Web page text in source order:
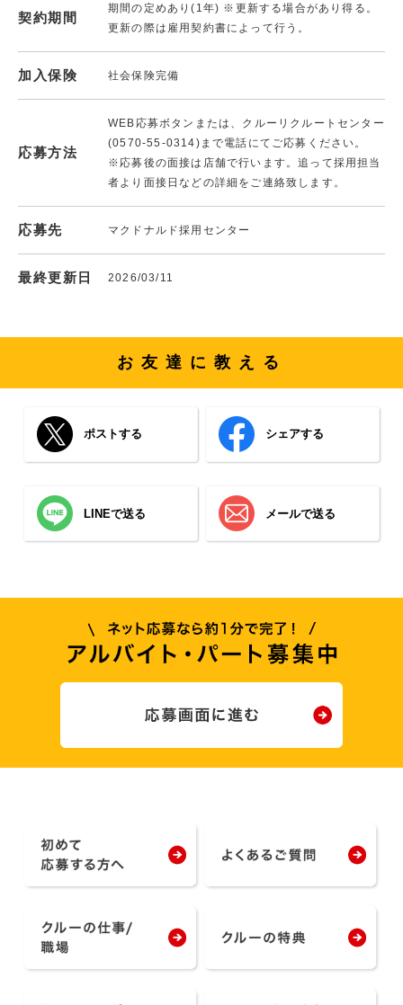
契約期間
期間の定めあり(1年) ※更新する場合があり得る。
更新の際は雇用契約書によって行う。
加入保険 社会保険完備
応募方法
WEB応募ボタンまたは、クルーリクルートセンター
(0570-55-0314)まで電話にてご応募ください。
※応募後の面接は店舗で行います。追って採用担当
者より面接日などの詳細をご連絡致します。
応募先 マクドナルド採用センター
最終更新日 2026/03/11
お友達に教える
ポストする シェアする
LINEで送る メールで送る